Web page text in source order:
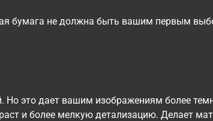
бумага не должна быть вашим первым
это дает вашим изображениям более
и более мелкую детализацию. Делает